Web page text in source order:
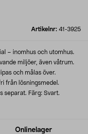
Artikelnr: 41-3925
Onlinelager
– inomhus och utomhus.
miljöer, även våtrum.
och målas över.
från lösningsmedel.
separat. Färg: Svart.